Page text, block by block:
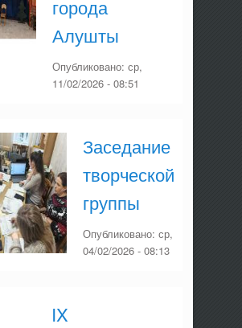
города
Алушты
Опубликовано: ср,
11/02/2026 - 08:51
Заседание
творческой
группы
Опубликовано: ср,
04/02/2026 - 08:13
IX